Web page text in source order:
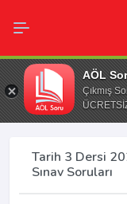
AÖL
Çıkmış
Tarih 3 Dersi
Sınav Soruları